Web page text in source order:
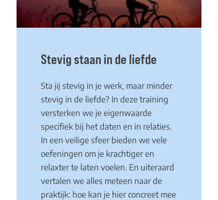
Stevig staan in de liefde
Sta jij stevig in je werk, maar minder
stevig in de liefde? In deze training
versterken we je eigenwaarde
specifiek bij het daten en in relaties.
In een veilige sfeer bieden we vele
oefeningen om je krachtiger en
relaxter te laten voelen. En uiteraard
vertalen we alles meteen naar de
praktijk: hoe kan je hier concreet mee